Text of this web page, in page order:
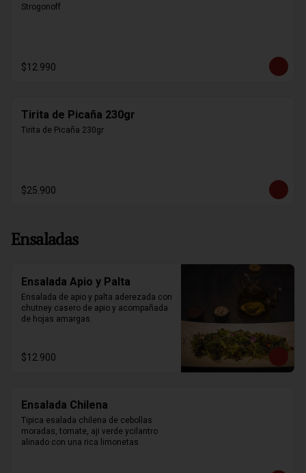
Strogonoff
$12.990
Tirita de Picaña 230gr
Tirita de Picaña 230gr
$25.900
Ensaladas
Ensalada Apio y Palta
Ensalada de apio y palta aderezada con
chutney casero de apio y acompañada
de hojas amargas.
$12.900
Ensalada Chilena
Tipica esalada chilena de cebollas
moradas, tomate, aji verde ycilantro
alinado con una rica limonetas